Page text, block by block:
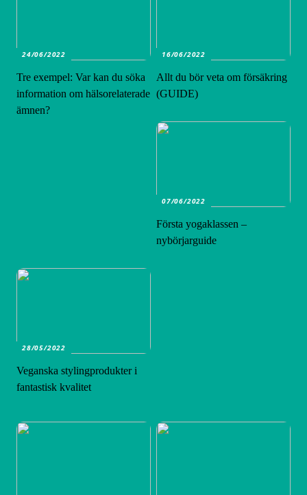
24/06/2022
Tre exempel: Var kan du söka
information om hälsorelaterade
ämnen?
16/06/2022
Allt du bör veta om försäkring
(GUIDE)
07/06/2022
Första yogaklassen –
nybörjarguide
28/05/2022
Veganska stylingprodukter i
fantastisk kvalitet